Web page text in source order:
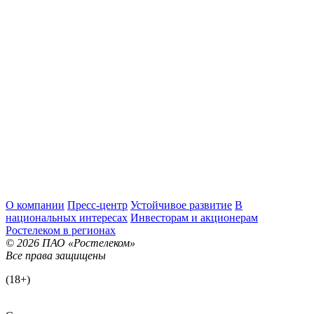
О компании Пресс-центр Устойчивое развитие В
национальных интересах Инвесторам и акционерам
Ростелеком в регионах
© 2026 ПАО «Ростелеком»
Все права защищены
(18+)